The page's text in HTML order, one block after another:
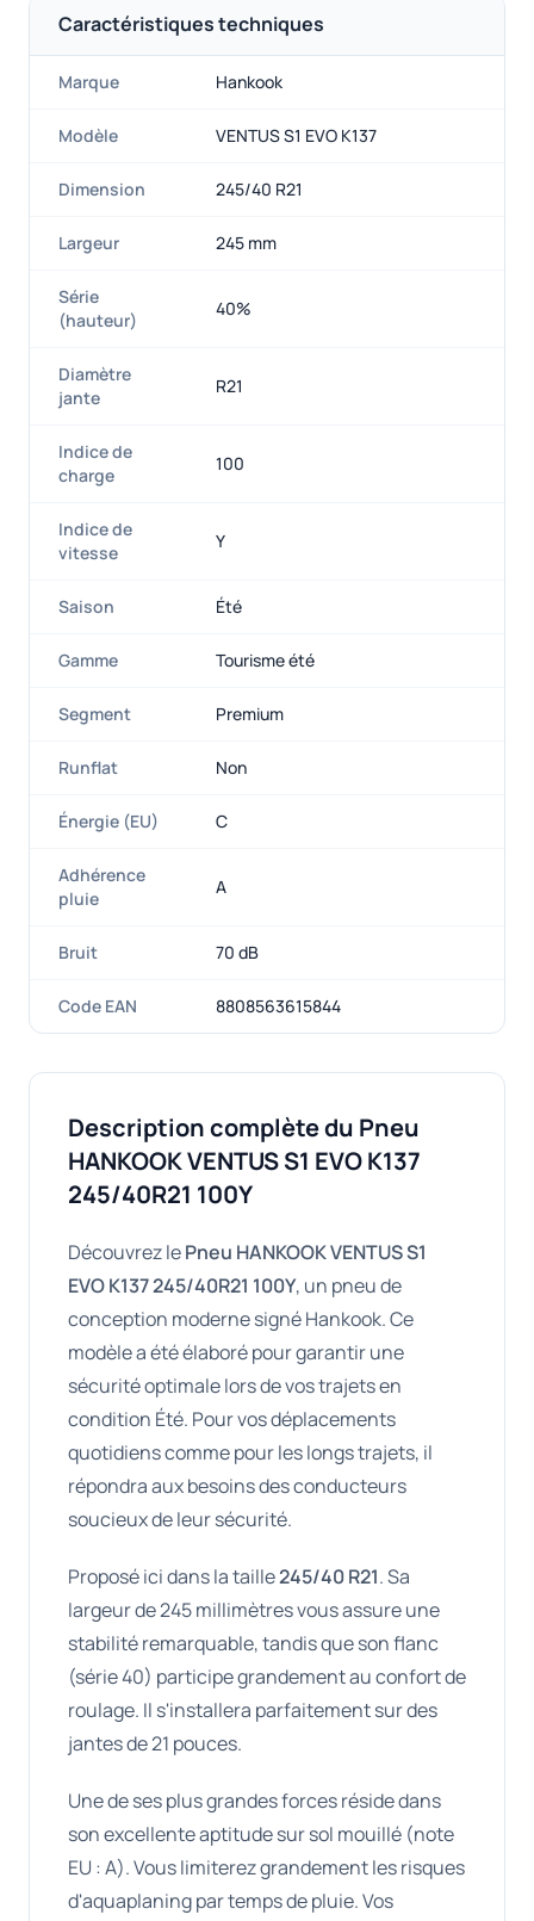
Caractéristiques techniques
Marque Hankook
Modèle VENTUS S1 EVO K137
Dimension 245/40 R21
Largeur 245 mm
Série
(hauteur)
40%
Diamètre
jante
R21
Indice de
charge
100
Indice de
vitesse
Y
Saison Été
Gamme Tourisme été
Segment Premium
Runflat Non
Énergie (EU) C
Adhérence
pluie
A
Bruit 70 dB
Code EAN 8808563615844
Description complète du Pneu
HANKOOK VENTUS S1 EVO K137
245/40R21 100Y
Découvrez lePneu HANKOOK VENTUS S1
EVO K137 245/40R21 100Y, un pneu de
conception moderne signé Hankook. Ce
modèle a été élaboré pour garantir une
sécurité optimale lors de vos trajets en
condition Été. Pour vos déplacements
quotidiens comme pour les longs trajets, il
répondra aux besoins des conducteurs
soucieux de leur sécurité.
Proposé ici dans la taille245/40 R21. Sa
largeur de 245 millimètres vous assure une
stabilité remarquable, tandis que son flanc
(série 40) participe grandement au confort de
roulage. Il s'installera parfaitement sur des
jantes de 21 pouces.
Une de ses plus grandes forces réside dans
son excellente aptitude sur sol mouillé (note
EU : A). Vous limiterez grandement les risques
d'aquaplaning par temps de pluie. Vos